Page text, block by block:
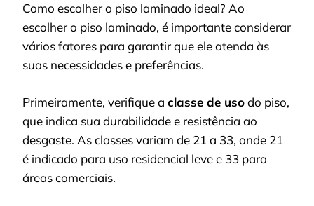
Como escolher o piso laminado ideal? Ao
escolher o piso laminado, é importante considerar
vários fatores para garantir que ele atenda às
suas necessidades e preferências.
Primeiramente, verifique a classe de usodo piso,
que indica sua durabilidade e resistência ao
desgaste. As classes variam de 21 a 33, onde 21
é indicado para uso residencial leve e 33 para
áreas comerciais.